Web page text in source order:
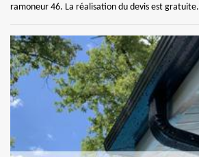
ramoneur 46. La réalisation du devis est gratuite.